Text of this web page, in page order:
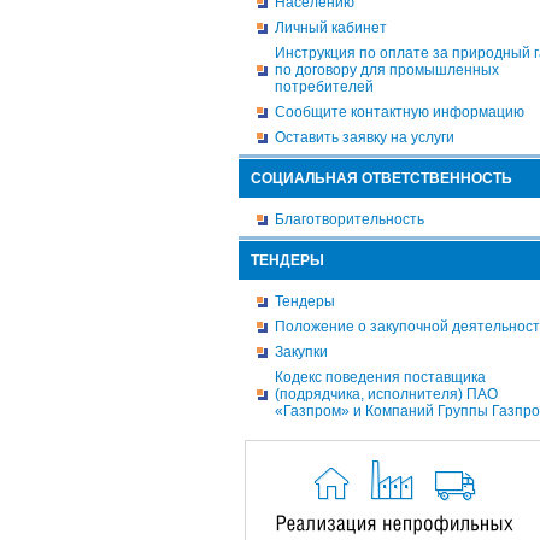
Личный кабинет
Инструкция по оплате за природный
по договору для промышленных
потребителей
Сообщите контактную информацию
Оставить заявку на услуги
СОЦИАЛЬНАЯ ОТВЕТСТВЕННОСТЬ
Благотворительность
ТЕНДЕРЫ
Тендеры
Положение о закупочной
Закупки
Кодекс поведения поставщика
(подрядчика, исполнителя) ПАО
«Газпром» и Компаний Группы